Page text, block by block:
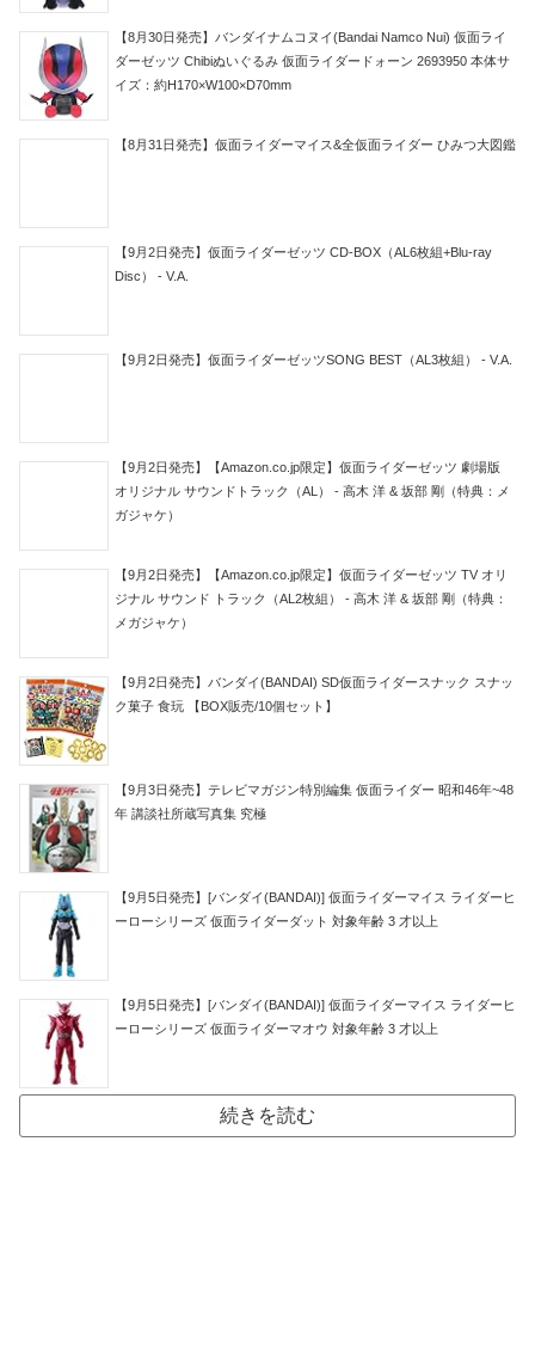
【8月30日発売】バンダイナムコヌイ(Bandai Namco Nui) 仮面ライ
ダーゼッツ Chibiぬいぐるみ 仮面ライダードォーン 2693950 本体サ
イズ：約H170×W100×D70mm
【8月31日発売】仮面ライダーマイス&全仮面ライダー ひみつ大図鑑
【9月2日発売】仮面ライダーゼッツ CD-BOX（AL6枚組+Blu-ray
Disc） - V.A.
【9月2日発売】仮面ライダーゼッツSONG BEST（AL3枚組） - V.A.
【9月2日発売】【Amazon.co.jp限定】仮面ライダーゼッツ 劇場版
オリジナル サウンドトラック（AL） - 高木 洋 & 坂部 剛（特典：メ
ガジャケ）
【9月2日発売】【Amazon.co.jp限定】仮面ライダーゼッツ TV オリ
ジナル サウンド トラック（AL2枚組） - 高木 洋 & 坂部 剛（特典：
メガジャケ）
【9月2日発売】バンダイ(BANDAI) SD仮面ライダースナック スナッ
ク菓子 食玩 【BOX販売/10個セット】
【9月3日発売】テレビマガジン特別編集 仮面ライダー 昭和46年~48
年 講談社所蔵写真集 究極
【9月5日発売】[バンダイ(BANDAI)] 仮面ライダーマイス ライダーヒ
ーローシリーズ 仮面ライダーダット 対象年齢 3 才以上
【9月5日発売】[バンダイ(BANDAI)] 仮面ライダーマイス ライダーヒ
ーローシリーズ 仮面ライダーマオウ 対象年齢 3 才以上
続きを読む